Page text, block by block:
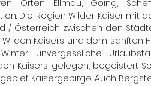
Orten Ellmau, Going,
Die Region Wilder Kaiser mit
/ Österreich zwischen den
Kaisers und dem sanften
unvergessliche
Kaisers gelegen, begeistert
Kaisergebirge. Auch